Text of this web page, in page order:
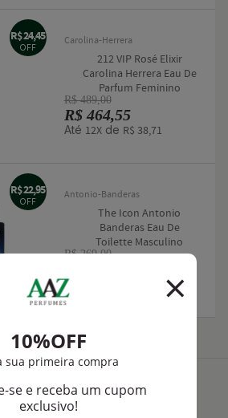
R$ 24,45
OFF
Carolina-Herrera
212 VIP Rosé Elixir
Carolina Herrera Eau De
Parfum Feminino
R$ 489,00
R$ 464,55
Até 12Xde R$ 38,71
R$ 22,95
OFF
Antonio-Banderas
The Icon Antonio
Banderas Eau De
Toilette Masculino
R$ 269,00
Até
LANÇAMENTOS